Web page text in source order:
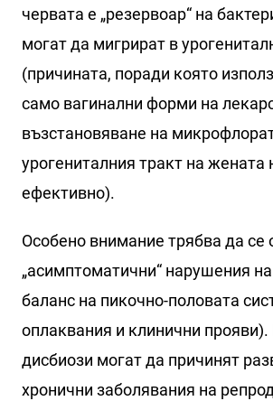
червата е „резервоар“ на
могат да мигрират в
(причината, поради която
само вагинални форми на
възстановяване на
урогениталния тракт на жената
ефективно).
Особено внимание трябва да се
„асимптоматични“ нарушения
баланс на пикочно-половата
оплаквания и клинични
дисбиози могат да причинят
хронични заболявания на